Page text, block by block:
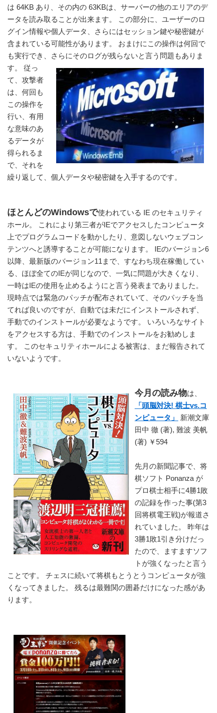
は 64KB あり、その内の 63KBは、サーバーの他のエリアのデ
ータを読み取ることが出来ます。 この部分に、ユーザーのロ
グイン情報や個人データ、さらにはセッション鍵や秘密鍵が
含まれている可能性があります。 おまけにこの操作は何回で
も実行でき、さらにそのログが残らないと言う問題もありま
す。 従っ
て、攻撃者
は、何回も
この操作を
行い、有用
な意味のあ
るデータが
得られるま
で、それを
繰り返して、個人データや秘密鍵を入手するのです。
ほとんどのWindowsで使われている IE のセキュリティ
ホール。 これにより第三者がIEでアクセスしたコンピュータ
上でプログラムコードを動かしたり、意図しないウェブコン
テンツへと誘導することが可能になります。 IEのバージョン6
以降、最新版のバージョン11まで、すなわち現在稼働してい
る、ほぼ全てのIEが同じなので、一気に問題が大きくなり、
一時はIEの使用を止めるようにと言う発表までありました。
現時点では緊急のパッチが配布されていて、そのパッチを当
てれば良いのですが、自動では未だにインストールされず、
手動でのインストールが必要なようです。 いろいろなサイト
をアクセスする方は、手動でのインストールをお勧めしま
す。 このセキュリティホールによる被害は、まだ報告されて
いないようです。
今月の読み物は、
「頭脳対決! 棋士vs.コ
ンピュータ」
新潮文庫
田中 徹 (著), 難波 美帆
(著) ￥594
先月の新聞記事で、将
棋ソフト Ponanza が
プロ棋士相手に4勝1敗
の記録を作った事(第3
回将棋電王戦)が報道さ
れていました。 昨年は
3勝1敗1引き分けだっ
たので、ますますソフ
トが強くなったと言う
ことです。 チェスに続いて将棋もとうとうコンピュータが強
くなってきました。 残るは最難関の囲碁だけになった感があ
ります。